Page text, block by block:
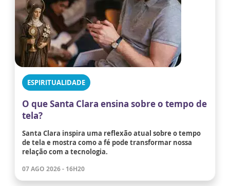
ESPIRITUALIDADE
O que Santa Clara ensina sobre o tempo de
tela?
Santa Clara inspira uma reflexão atual sobre o tempo
de tela e mostra como a fé pode transformar nossa
relação com a tecnologia.
07 AGO 2026 - 16H20